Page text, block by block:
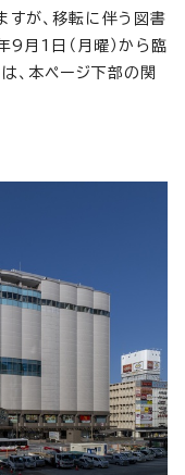
が、移転に伴う図書
9月1日（月曜）から臨
、本ページ下部の関